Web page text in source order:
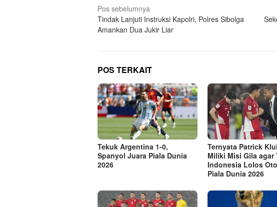
Navigasi
pos
Pos sebelumnya
Tindak Lanjuti Instruksi Kapolri, Polres Sibolga
Amankan Dua Jukir Liar
POS TERKAIT
Tekuk Argentina 1-0,
Spanyol Juara Piala Dunia
2026
Ternyata Patrick
Miliki Misi Gila agar
Indonesia Lolos
Piala Dunia 2026